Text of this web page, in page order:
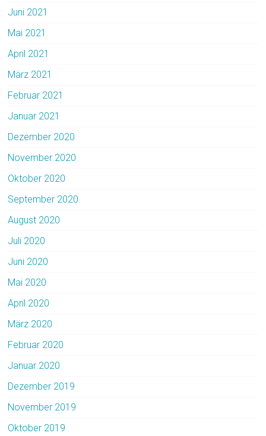
Juni 2021
Mai 2021
April 2021
März 2021
Februar 2021
Januar 2021
Dezember 2020
November 2020
Oktober 2020
September 2020
August 2020
Juli 2020
Juni 2020
Mai 2020
April 2020
März 2020
Februar 2020
Januar 2020
Dezember 2019
November 2019
Oktober 2019